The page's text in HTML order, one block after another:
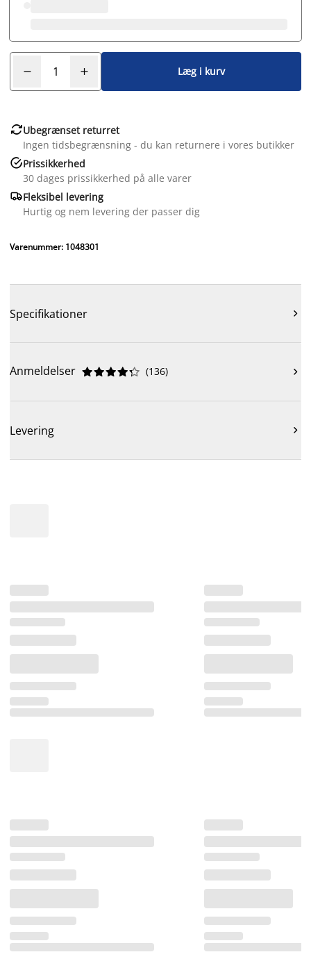
Læg i kurv
Ubegrænset returret
Ingen tidsbegrænsning - du kan returnere i vores butikker
Prissikkerhed
30 dages prissikkerhed på alle varer
Fleksibel levering
Hurtig og nem levering der passer dig
Varenummer: 1048301
Specifikationer 
Anmeldelser 




 (136) 
Levering 